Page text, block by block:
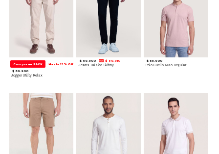
Compra en PACK Hasta 15% Off
$ 89.900
Jogger Utility Relax
$ 99.900 $ 89.910
Jeans Básico Skinny
$ 59.900
Polo Cuello Mao Regular